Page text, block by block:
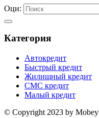
Оци:
Категория
Автокредит
Быстрый кредит
Жилищный кредит
СМС кредит
Малый кредит
© Copyright 2023 by Mobey